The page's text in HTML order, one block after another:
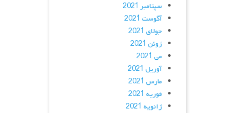
سپتامبر 2021
آگوست 2021
جولای 2021
ژوئن 2021
می 2021
آوریل 2021
مارس 2021
فوریه 2021
ژانویه 2021